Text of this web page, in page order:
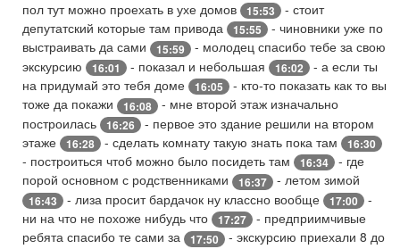
пол тут можно проехать в ухе домов
15:53
- стоит
депутатский которые там привода
15:55
- чиновники уже по
выстраивать да сами
15:59
- молодец спасибо тебе за свою
экскурсию
16:01 - показал и небольшая 16:02
- а если ты
на придумай это тебя доме
16:05
- кто-то показать как то вы
тоже да покажи
16:08
- мне второй этаж изначально
построилась
16:26
- первое это здание решили на втором
этаже
16:28 - сделать комнату такую знать пока там 16:30
- построиться чтоб можно было посидеть там 16:34
- где
порой основном с родственниками
16:37 - летом зимой
16:43 - лиза просит бардачок ну классно вообще 17:00
-
ни на что не похоже нибудь что
17:27
- предприимчивые
ребята спасибо те сами за
17:50
- экскурсию приехали 8 до